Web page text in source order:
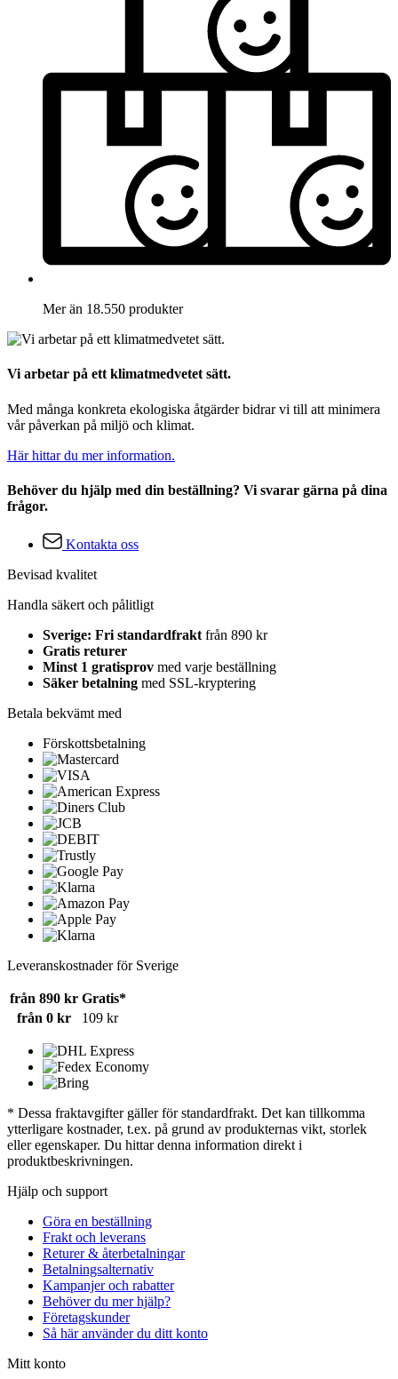
Mer än 18.550 produkter
Vi arbetar på ett klimatmedvetet sätt.
Med många konkreta ekologiska åtgärder bidrar vi till att minimera
vår påverkan på miljö och klimat.
Här hittar du mer information.
Behöver du hjälp med din beställning? Vi svarar gärna på dina
frågor.
Kontakta oss
Bevisad kvalitet
Handla säkert och pålitligt
Sverige: Fri standardfrakt från 890 kr
Gratis returer
Minst 1 gratisprov med varje beställning
Säker betalning med SSL-kryptering
Betala bekvämt med
Förskottsbetalning
Leveranskostnader för Sverige
från 890 kr Gratis*
från 0 kr
109 kr
* Dessa fraktavgifter gäller för standardfrakt. Det kan tillkomma
ytterligare kostnader, t.ex. på grund av produkternas vikt, storlek
eller egenskaper. Du hittar denna information direkt i
produktbeskrivningen.
Hjälp och support
Göra en beställning
Frakt och leverans
Returer & återbetalningar
Betalningsalternativ
Kampanjer och rabatter
Behöver du mer hjälp?
Företagskunder
Så här använder du ditt konto
Mitt konto